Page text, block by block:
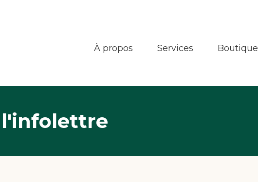
À propos Services Boutique